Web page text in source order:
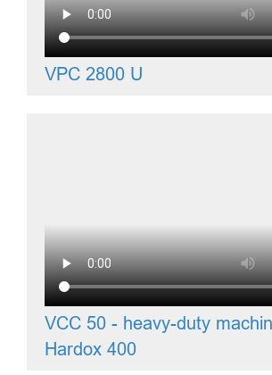
VPC 2800 U
VCC 50 - heavy-duty
Hardox 400